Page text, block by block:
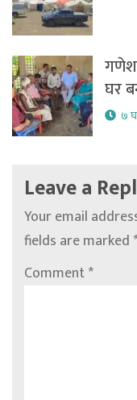
गणेश
घर
७
Leave a
Your email
fields are marked
Comment*